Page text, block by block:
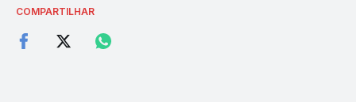
COMPARTILHAR